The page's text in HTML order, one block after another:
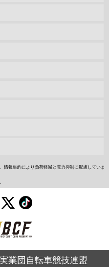
報集約により負荷軽減と電力抑制に配慮していま
業団自転車競技連盟